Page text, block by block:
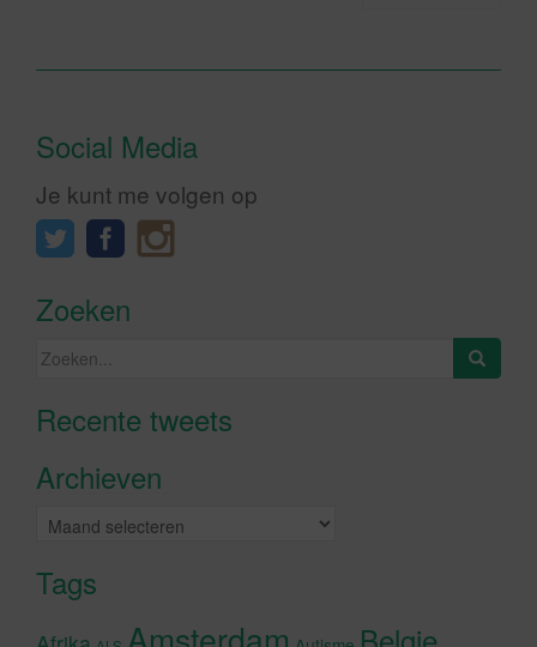
Social Media
Je kunt me volgen op
Zoeken
Zoeken
Recente tweetsKlik om marketing cookies te
Archieven
Archieven
Tags